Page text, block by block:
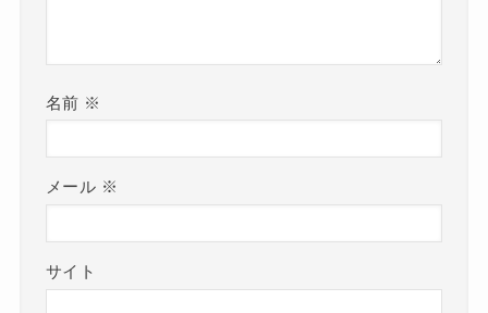
名前 ※
メール ※
サイト